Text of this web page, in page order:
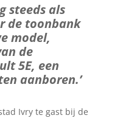
steeds als
de toonbank
model,
de
5E, een
aanboren.’
Ivry te gast bij de